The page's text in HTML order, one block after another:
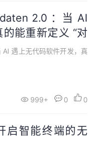
2.0 ：当 AI
能重新定义 “对
遇上无代码软件开发，真
999+ 0 0
启智能终端的无